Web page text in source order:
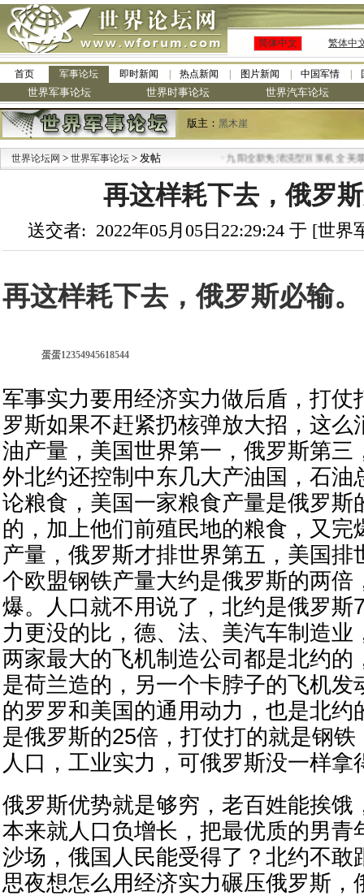
简体中文 繁体中
首页 军事论坛 即时新闻 热点新闻 图片新闻 中国军情
世界军事论坛 世界时事论坛 世界汽车论坛
版主： 黑木崖
世界论坛网 > 世界军事论坛 > 发帖 九阳全新免清洗型豆浆机 全美最低
再这样耗下去，俄罗
送交者: 2022年05月05日22:29:24 于 [世
再这样耗下去，俄罗斯必输。
蛋蛋12354945618544
军事实力要用经济实力做后盾，打仗
罗斯如果不赶紧扔核弹放大招，这么
油产量，美国世界第一，俄罗斯第三
外北约还控制中东几大产油国，石油
论粮食，美国一家粮食产量是俄罗斯
的，加上他们前殖民地的粮食，又完
产量，俄罗斯才排世界第五，美国排
个欧盟钢铁产量大约是俄罗斯的两倍
爆。人口就不用说了，北约是俄罗斯
力更没的比，德、法、美汽车制造业
两家最大的飞机制造公司都是北约的
是荷兰造的，另一个卡脖子的飞机发
的罗罗和美国的通用动力，也是北约
是俄罗斯的25倍，打仗打的就是钢
人口，工业实力，可俄罗斯没一样拿
俄罗斯优势就是够穷，老百姓能挨饿
本来就人口负增长，把最优质的男青
沙场，俄国人民能受得了？北约不敢
思夜想怎么用经济实力碾压俄罗斯，